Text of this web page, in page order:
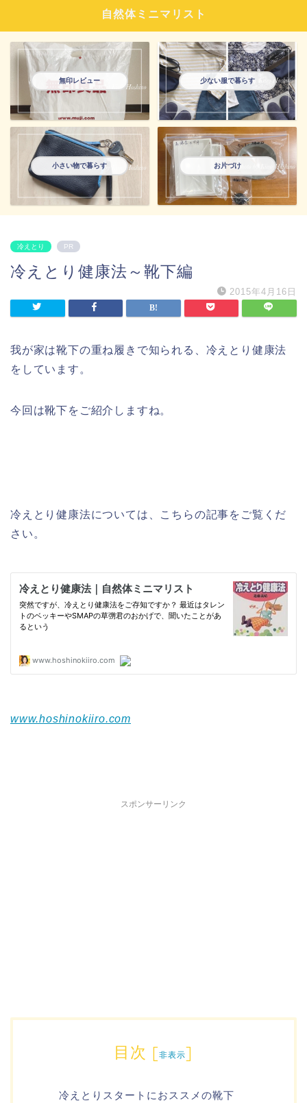
自然体ミニマリスト
無印レビュー 少ない服で暮らす
小さい物で暮らす お片づけ
冷えとり PR
冷えとり健康法～靴下編
2015年4月16日
我が家は靴下の重ね履きで知られる、冷えとり健康法
をしています。
今回は靴下をご紹介しますね。
冷えとり健康法については、こちらの記事をご覧くだ
さい。
www.hoshinokiiro.com
スポンサーリンク
目次 [非表示]
冷えとりスタートにおススメの靴下